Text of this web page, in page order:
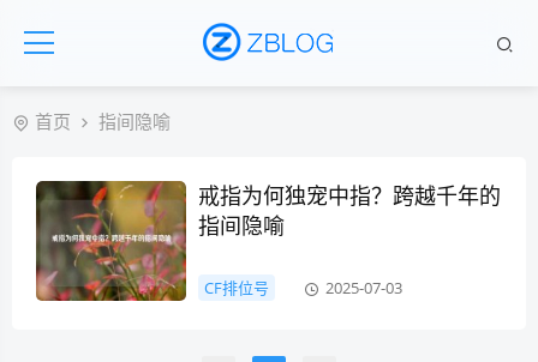
首页 指间隐喻
戒指为何独宠中指？跨越千年的
指间隐喻
CF排位号 2025-07-03